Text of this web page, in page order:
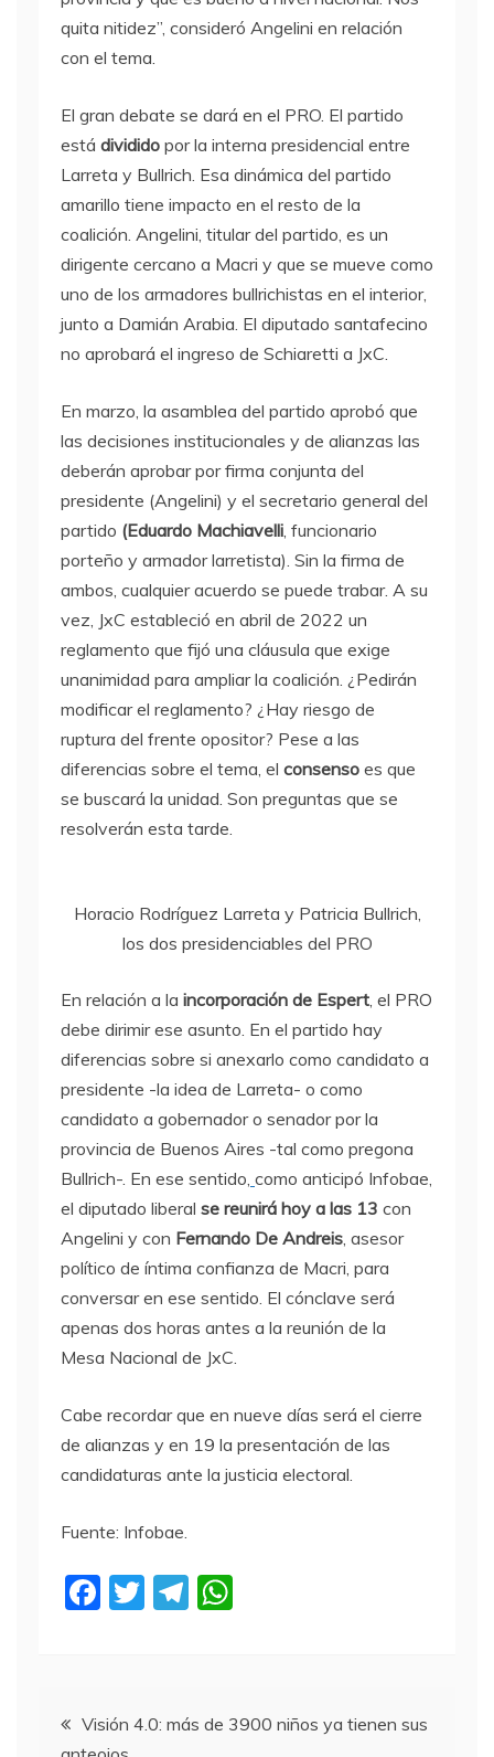
quita nitidez”, consideró Angelini en relación
con el tema.
El gran debate se dará en el PRO. El partido
está dividido por la interna presidencial entre
Larreta y Bullrich. Esa dinámica del partido
amarillo tiene impacto en el resto de la
coalición. Angelini, titular del partido, es un
dirigente cercano a Macri y que se mueve como
uno de los armadores bullrichistas en el interior,
junto a Damián Arabia. El diputado santafecino
no aprobará el ingreso de Schiaretti a JxC.
En marzo, la asamblea del partido aprobó que
las decisiones institucionales y de alianzas las
deberán aprobar por firma conjunta del
presidente (Angelini) y el secretario general del
partido (Eduardo Machiavelli, funcionario
porteño y armador larretista). Sin la firma de
ambos, cualquier acuerdo se puede trabar. A su
vez, JxC estableció en abril de 2022 un
reglamento que fijó una cláusula que exige
unanimidad para ampliar la coalición. ¿Pedirán
modificar el reglamento? ¿Hay riesgo de
ruptura del frente opositor? Pese a las
diferencias sobre el tema, el consenso es que
se buscará la unidad. Son preguntas que se
resolverán esta tarde.
Horacio Rodríguez Larreta y Patricia Bullrich,
los dos presidenciables del PRO
En relación a la incorporación de Espert, el PRO
debe dirimir ese asunto. En el partido hay
diferencias sobre si anexarlo como candidato a
presidente -la idea de Larreta- o como
candidato a gobernador o senador por la
provincia de Buenos Aires -tal como pregona
Bullrich-. En ese sentido, como anticipó Infobae,
el diputado liberal se reunirá hoy a las 13 con
Angelini y con Fernando De Andreis, asesor
político de íntima confianza de Macri, para
conversar en ese sentido. El cónclave será
apenas dos horas antes a la reunión de la
Mesa Nacional de JxC.
Cabe recordar que en nueve días será el cierre
de alianzas y en 19 la presentación de las
candidaturas ante la justicia electoral.
Fuente: Infobae.
F
b
T
T
a A
Navegación
Visión 4.0: más de 3900 niños ya tienen sus